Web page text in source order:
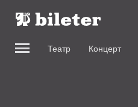
Театр Концерт